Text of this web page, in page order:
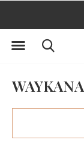
WAYKANA